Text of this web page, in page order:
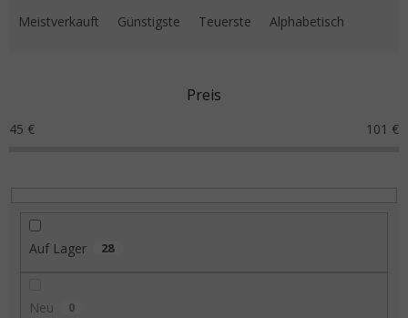
Meistverkauft Günstigste Teuerste Alphabetisch
Preis
45 € 101 €
Auf Lager 28
Neu 0